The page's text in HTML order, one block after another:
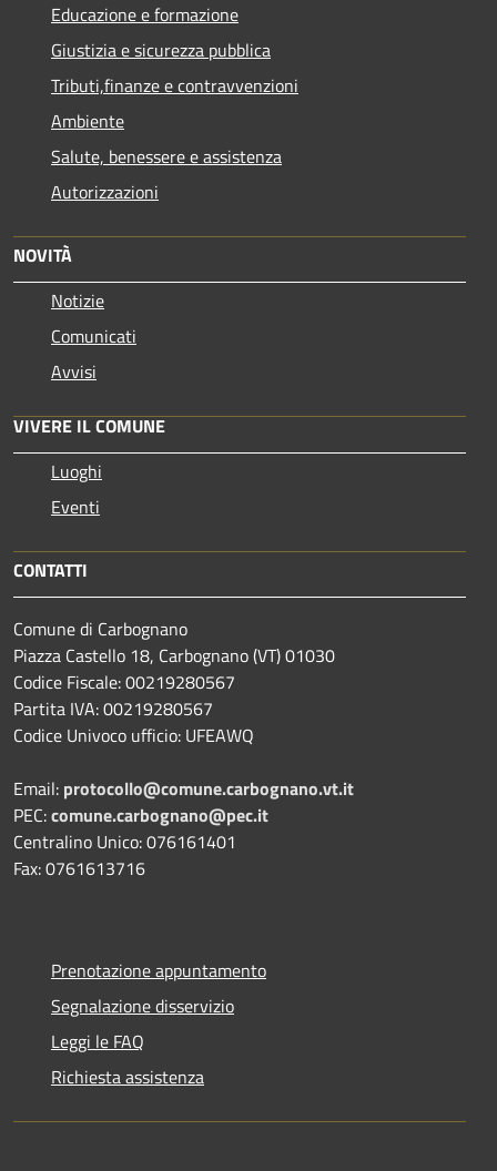
Educazione e formazione
Giustizia e sicurezza pubblica
Tributi,finanze e contravvenzioni
Ambiente
Salute, benessere e assistenza
Autorizzazioni
NOVITÀ
Notizie
Comunicati
Avvisi
VIVERE IL COMUNE
Luoghi
Eventi
CONTATTI
Comune di Carbognano
Piazza Castello 18, Carbognano (VT) 01030
Codice Fiscale: 00219280567
Partita IVA: 00219280567
Codice Univoco ufficio: UFEAWQ
Email: protocollo@comune.carbognano.vt.it
PEC:comune.carbognano@pec.it
Centralino Unico: 076161401
Fax: 0761613716
Prenotazione appuntamento
Segnalazione disservizio
Leggi le FAQ
Richiesta assistenza